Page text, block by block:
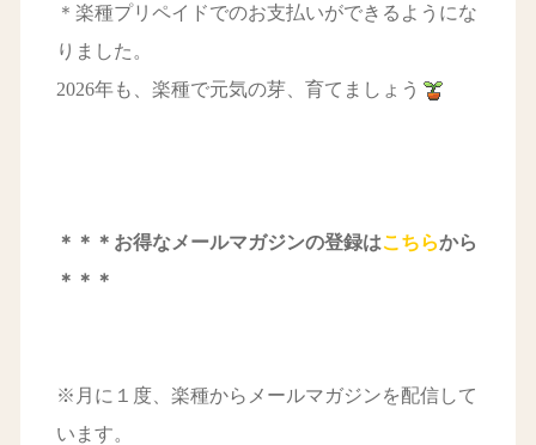
＊楽種プリペイドでのお支払いができるようにな
りました。
2026年も、楽種で元気の芽、育てましょう
＊＊＊お得なメールマガジンの登録はこちらから
＊＊＊
※月に１度、楽種からメールマガジンを配信して
います。